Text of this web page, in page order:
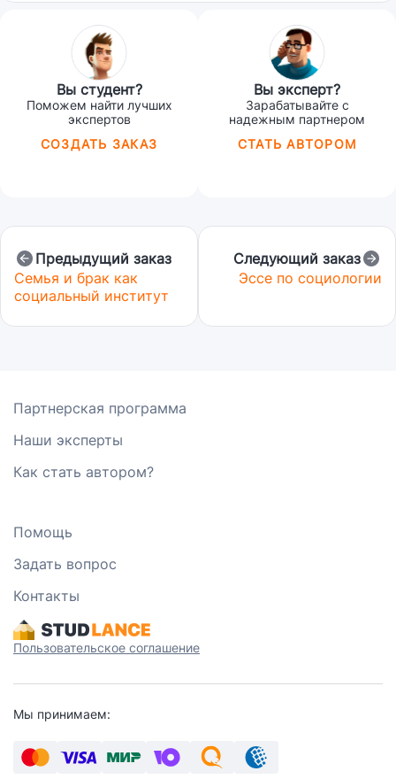
Вы студент?
Поможем найти лучших
экспертов
СОЗДАТЬ ЗАКАЗ
Вы эксперт?
Зарабатывайте с
надежным партнером
СТАТЬ АВТОРОМ
Предыдущий заказ
Семья и брак как
социальный институт
Следующий заказ
Эссе по социологии
Партнерская программа
Наши эксперты
Как стать автором?
Помощь
Задать вопрос
Контакты
Пользовательское соглашение
Мы принимаем: